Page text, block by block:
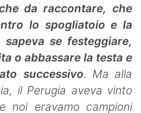
da raccontare, che
lo spogliatoio e la
se festeggiare,
o abbassare la testa e
successivo. Ma alla
il Perugia aveva vinto
noi eravamo campioni